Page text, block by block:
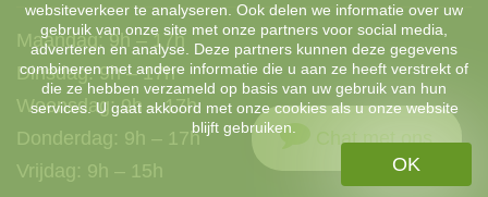
Maandag: 9h – 17h
Dinsdag: 9h – 17h
Woensdag: 9h – 17h
Donderdag: 9h – 17h
Vrijdag: 9h – 15h
Chat met ons
websiteverkeer te analyseren. Ook delen we informatie over uw
gebruik van onze site met onze partners voor social media,
adverteren en analyse. Deze partners kunnen deze gegevens
combineren met andere informatie die u aan ze heeft verstrekt of
die ze hebben verzameld op basis van uw gebruik van hun
services. U gaat akkoord met onze cookies als u onze website
blijft gebruiken.
OK